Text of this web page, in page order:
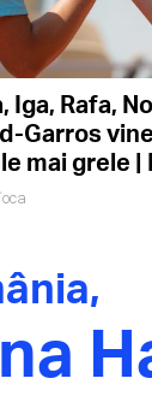
Iga, Rafa,
Garros
mai grele |